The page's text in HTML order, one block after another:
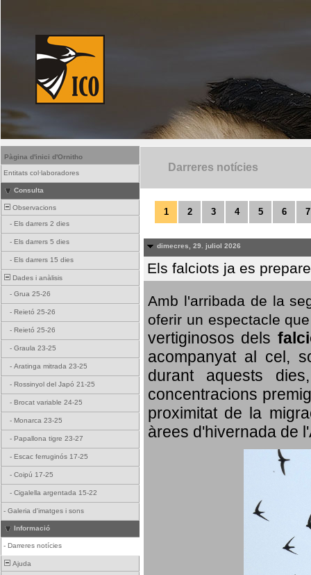
Pàgina d'inici d'Ornitho
Entitats col·laboradores
Consulta
Observacions
- Els darrers 2 dies
- Els darrers 5 dies
- Els darrers 15 dies
Dades i anàlisis
- Grua 25-26
- Reietó 25-26
- Reietó 25-26
- Graula 23-25
- Aratinga mitrada 23-25
- Rossinyol del Japó 21-25
- Brocat variable 24-25
- Monarca 23-25
- Papallona tigre 23-27
- Escac ferruginós 17-25
- Coipú 17-25
- Cigalella argentada 15-22
- Galeria d'imatges i sons
Informació
- Darreres notícies
Ajuda
Darreres notícies
1 2 3 4 5 6 7
dimecres, 29. juliol 2026
Els falciots ja es
Amb l'arribada de la
oferir un espectacle
vertiginosos dels
acompanyat al cel,
durant aquests
concentracions
proximitat de la
àrees d'hivernada de